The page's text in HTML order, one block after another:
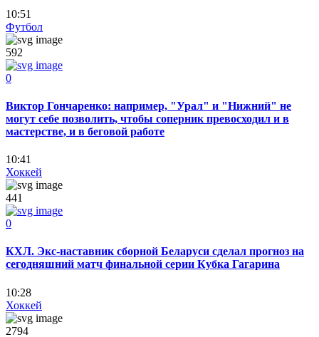
10:51
Футбол
592
0
Виктор Гончаренко: например, "Урал" и "Нижний" не
могут себе позволить, чтобы соперник превосходил и в
мастерстве, и в беговой работе
10:41
Хоккей
441
0
КХЛ. Экс-наставник сборной Беларуси сделал прогноз на
сегодняшний матч финальной серии Кубка Гагарина
10:28
Хоккей
2794